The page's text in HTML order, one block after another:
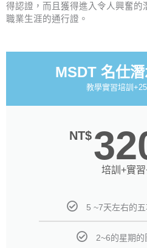
得認證，而且獲得進入令人興奮的
職業生涯的通行證。
MSDT 名仕
教學實習培訓
NT$
培訓+實
5 ~7天左右的
2~6的星期